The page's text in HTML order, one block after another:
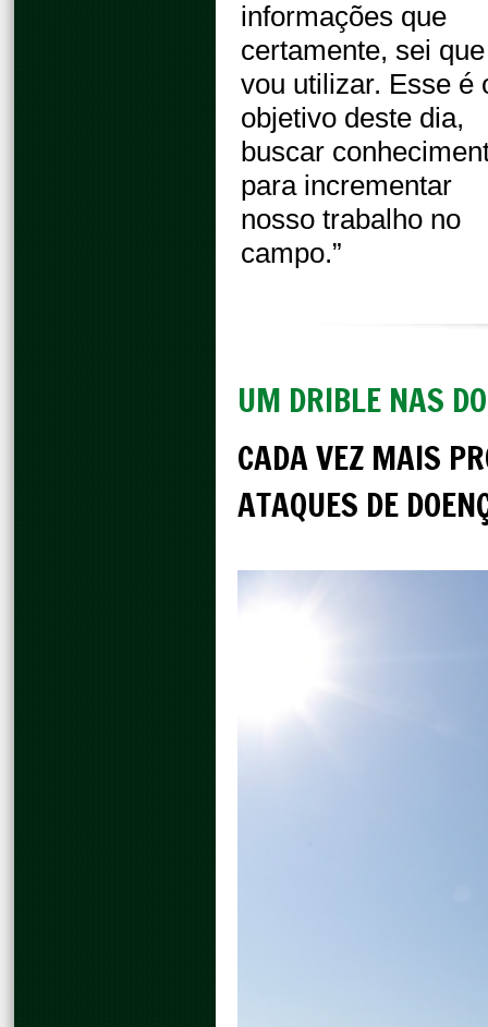
informações que
certamente, sei que
vou utilizar. Esse é
objetivo deste dia,
buscar
para incrementar
nosso trabalho no
campo.”
UM DRIBLE NAS
CADA VEZ MAIS
ATAQUES DE